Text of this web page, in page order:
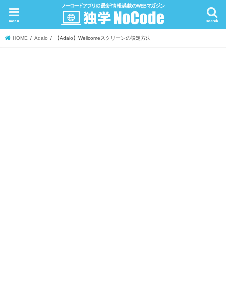
search
menu
HOME Adalo 【Adalo】Wellcomeスクリーンの設定方法